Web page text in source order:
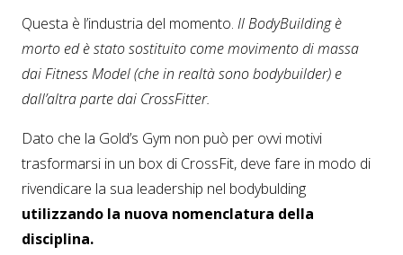
Questa è l’industria del momento. Il BodyBuilding è
morto ed è stato sostituito come movimento di massa
dai Fitness Model (che in realtà sono bodybuilder) e
dall’altra parte dai CrossFitter.
Dato che la Gold’s Gym non può per ovvi motivi
trasformarsi in un box di CrossFit, deve fare in modo di
rivendicare la sua leadership nel bodybulding
utilizzando la nuova nomenclatura della
disciplina.